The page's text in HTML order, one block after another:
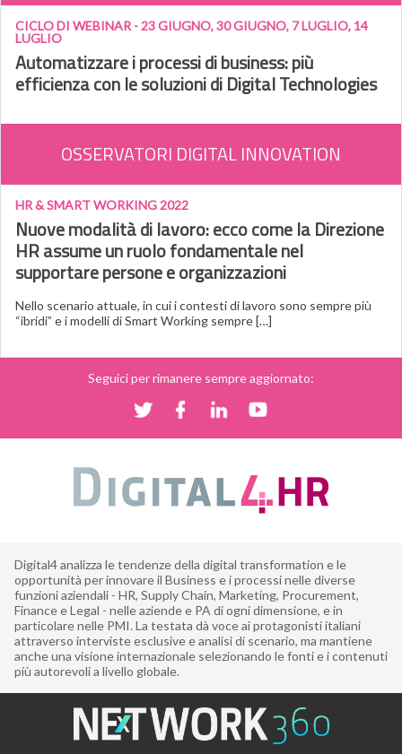
CICLO DI WEBINAR - 23 GIUGNO, 30 GIUGNO, 7 LUGLIO, 14
LUGLIO
Automatizzare i processi di business: più
efficienza con le soluzioni di Digital Technologies
OSSERVATORI DIGITAL INNOVATION
HR & SMART WORKING 2022
Nuove modalità di lavoro: ecco come la Direzione
HR assume un ruolo fondamentale nel
supportare persone e organizzazioni
Nello scenario attuale, in cui i contesti di lavoro sono sempre più
“ibridi” e i modelli di Smart Working sempre […]
Seguici per rimanere sempre aggiornato:
Digital4 analizza le tendenze della digital transformation e le
opportunità per innovare il Business e i processi nelle diverse
funzioni aziendali - HR, Supply Chain, Marketing, Procurement,
Finance e Legal - nelle aziende e PA di ogni dimensione, e in
particolare nelle PMI. La testata dà voce ai protagonisti italiani
attraverso interviste esclusive e analisi di scenario, ma mantiene
anche una visione internazionale selezionando le fonti e i contenuti
più autorevoli a livello globale.